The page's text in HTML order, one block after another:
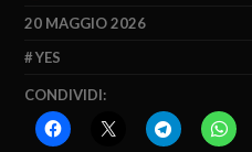
20 MAGGIO 2026
YES
CONDIVIDI: